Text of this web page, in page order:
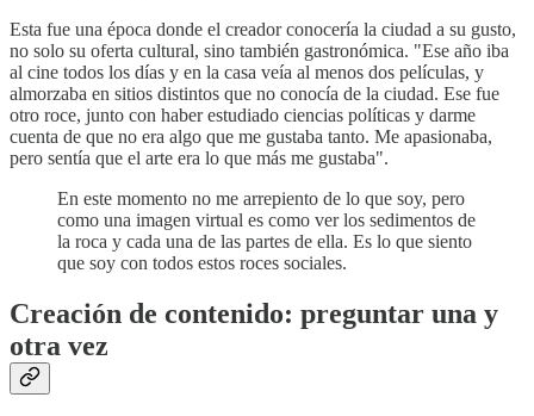
Esta fue una época donde el creador conocería la ciudad a su gusto,
no solo su oferta cultural, sino también gastronómica. "Ese año iba
al cine todos los días y en la casa veía al menos dos películas, y
almorzaba en sitios distintos que no conocía de la ciudad. Ese fue
otro roce, junto con haber estudiado ciencias políticas y darme
cuenta de que no era algo que me gustaba tanto. Me apasionaba,
pero sentía que el arte era lo que más me gustaba".
En este momento no me arrepiento de lo que soy, pero
como una imagen virtual es como ver los sedimentos de
la roca y cada una de las partes de ella. Es lo que siento
que soy con todos estos roces sociales.
Creación de contenido: preguntar una y
otra vez